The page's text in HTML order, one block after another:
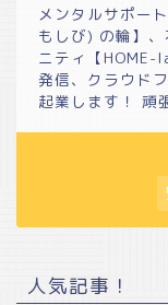
メンタルサポー
もしび) の輪】
ニティ【HOME-
発信、クラウド
人気記事！